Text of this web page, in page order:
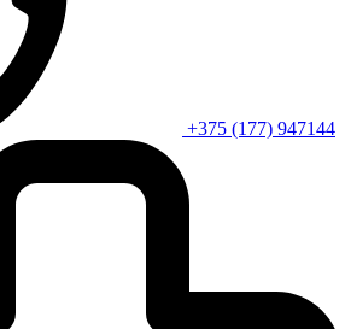
+375 (177) 947144